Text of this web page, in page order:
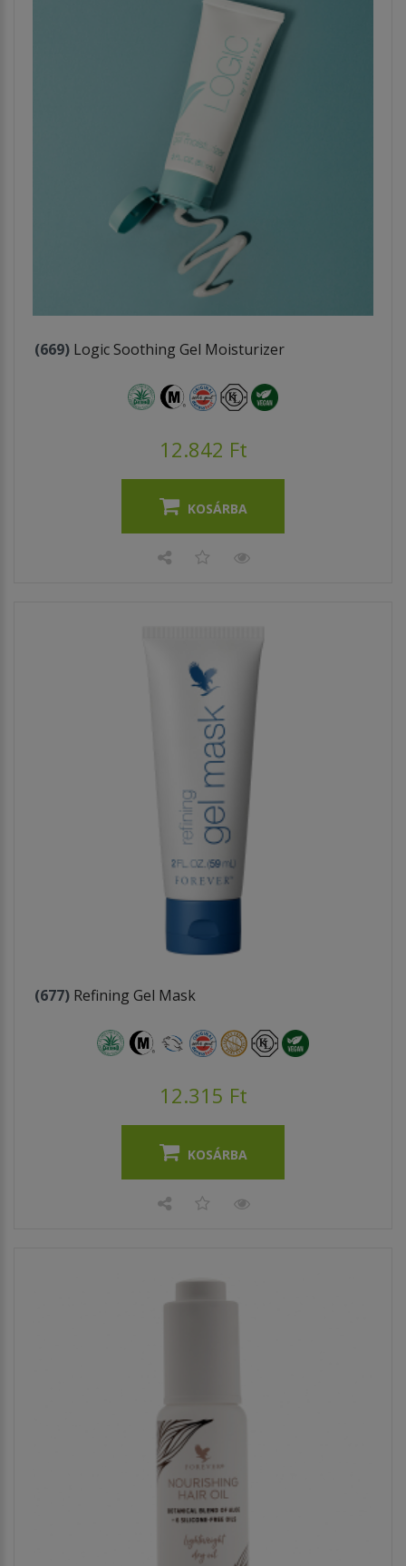
(669) Logic Soothing Gel Moisturizer
12.842 Ft
KOSÁRBA
(677) Refining Gel Mask
12.315 Ft
KOSÁRBA